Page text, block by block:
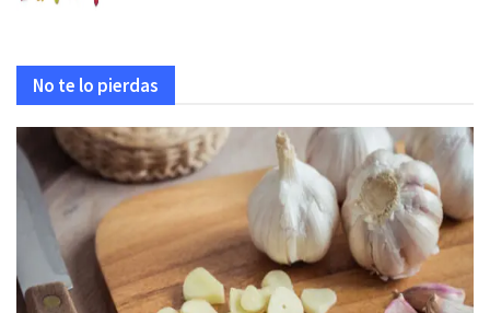
No te lo pierdas